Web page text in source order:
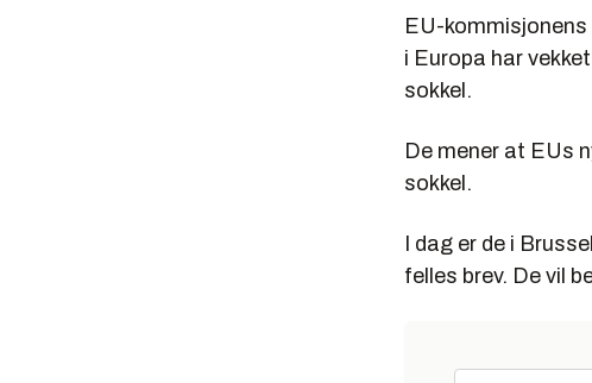
EU-
i Europa har
sokkel.
De mener at EUs
sokkel.
I dag er de i
felles brev. De vil